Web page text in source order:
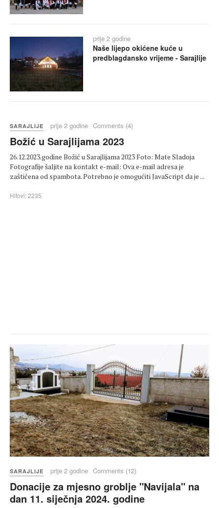
prije 2 godine
Naše lijepo okićene kuće u
predblagdansko vrijeme - Sarajlije
SARAJLIJE prije 2 godine Comments (4)
Božić u Sarajlijama 2023
26.12.2023.godine Božić u Sarajlijama 2023 Foto: Mate Sladoja
Fotografije šaljite na kontakt e-mail: Ova e-mail adresa je
zaštićena od spambota. Potrebno je omogućiti JavaScript da je ...
Hitovi: 2235
SARAJLIJE prije 2 godine Comments (12)
Donacije za mjesno groblje "Navijala" na
dan 11. siječnja 2024. godine